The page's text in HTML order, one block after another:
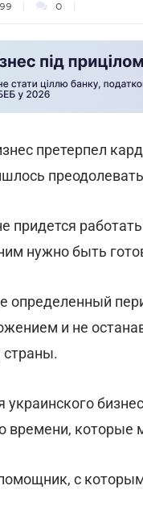
0
претерпел
придется
нужно быть
определенный
и не
страны.
украинского
времени, которые
с